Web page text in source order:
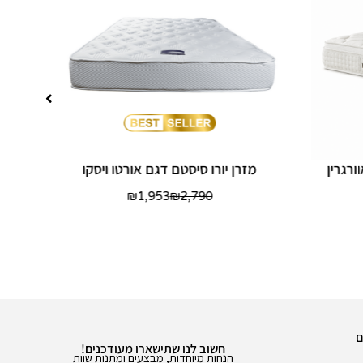
מזרן יורו סיסטם דגם אורטו ויסקו
₪2,790
₪1,953
חשוב לנו שתישארו מעודכנים!
הנחות מיוחדות, מבצעים ומתנות שוות